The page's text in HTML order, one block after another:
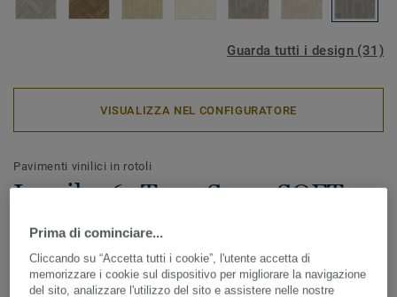
Guarda tutti i design (31)
VISUALIZZA NEL CONFIGURATORE
Pavimenti vinilici in rotoli
Iconik 260Tex - Swan SOFT
GREY
ICONIK 260Tex è ideale in caso di lavori di ristrutturazione.
Lo speciale supporto tessile aiuta ad appianare le piccole
Prima di cominciare...
Cliccando su “Accetta tutti i cookie”, l'utente accetta di
memorizzare i cookie sul dispositivo per migliorare la navigazione
del sito, analizzare l'utilizzo del sito e assistere nelle nostre